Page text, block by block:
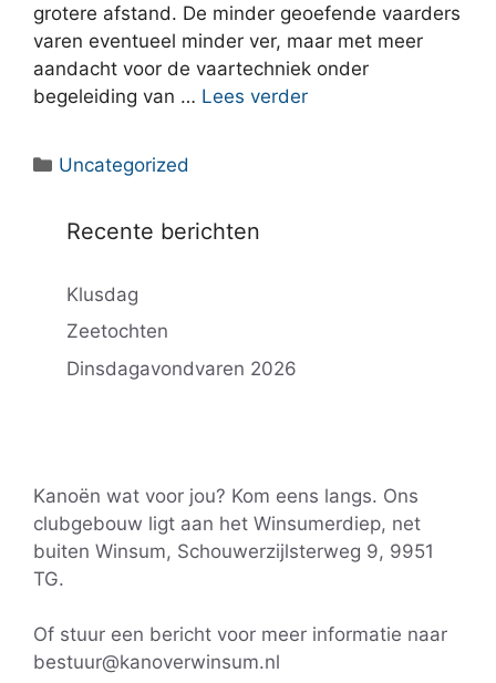
grotere afstand. De minder geoefende vaarders
varen eventueel minder ver, maar met meer
aandacht voor de vaartechniek onder
begeleiding van … Lees verder
Categorieën
Uncategorized
Recente berichten
Klusdag
Zeetochten
Dinsdagavondvaren 2026
Kanoën wat voor jou? Kom eens langs. Ons
clubgebouw ligt aan het Winsumerdiep, net
buiten Winsum, Schouwerzijlsterweg 9, 9951
TG.
Of stuur een bericht voor meer informatie naar
bestuur@kanoverwinsum.nl